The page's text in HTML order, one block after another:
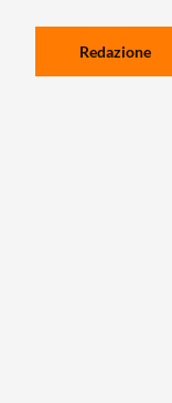
Redazione